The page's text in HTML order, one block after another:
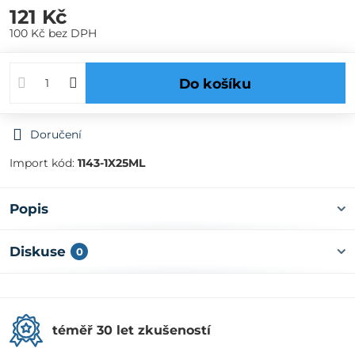
121 Kč
100 Kč bez DPH
Do košíku
Doručení
Import kód: 1143-1X25ML
Popis
Diskuse 0
téměř 30 let zkušeností